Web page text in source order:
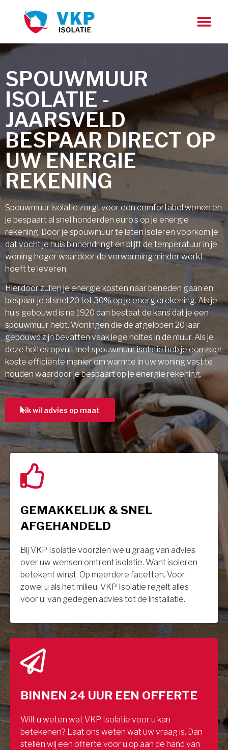
SPOUWMUUR
ISOLATIE -
JAARSVELD
BESPAAR DIRECT OP
UW ENERGIE
REKENING
Spouwmuur isolatie zorgt voor een comfortabel wonen en
je bespaart al snel honderden euro’s op je energie
rekening. Door je spouwmuur te laten isoleren voorkom je
dat vocht je huis binnendringt en blijft de temperatuur in je
woning hoger waardoor de verwarming minder werkt
hoeft te leveren.
Hierdoor zullen je energie kosten naar beneden gaan en
bespaar je al snel 20 tot 30% op je energierekening. Als je
huis gebouwd is na 1920 dan bestaat de kans dat je een
spouwmuur hebt. Woningen die de afgelopen 20 jaar
gebouwd zijn bevatten vaak lege holtes in de muur. Als je
deze holtes opvult met spouwmuur isolatie heb je een zeer
koste efficiënte manier om warmte in uw woning vast te
houden waardoor je bespaart op je energie rekening.
ik wil advies op maat
GEMAKKELIJK & SNEL
AFGEHANDELD
Bij VKP Isolatie voorzien we u graag van advies
over uw wensen omtrent isolatie. Want isoleren
betekent winst. Op meerdere facetten. Voor
zowel u als het milieu. VKP Isolatie regelt alles
voor u: van gedegen advies tot de installatie.
BINNEN 24 UUR EEN OFFERTE
Wilt u weten wat VKP Isolatie voor u kan
betekenen? Laat ons weten wat uw vraag is. Dan
stellen wij een offerte voor u op aan de hand van